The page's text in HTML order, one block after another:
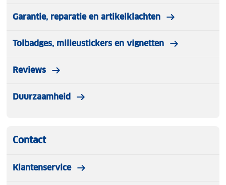
Garantie, reparatie en artikelklachten
Tolbadges, milieustickers en vignetten
Reviews
Duurzaamheid
Contact
Klantenservice